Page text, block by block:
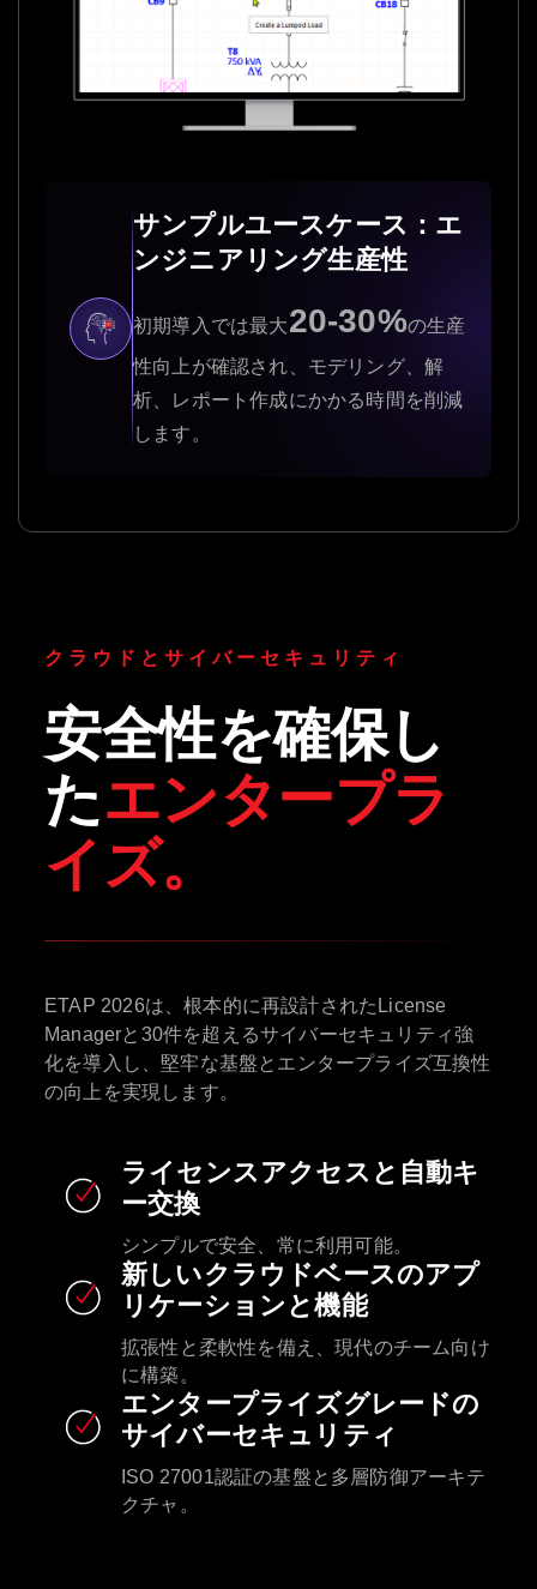
サンプルユースケース：エ
ンジニアリング生産性
初期導入では最大20-30%の生産
性向上が確認され、モデリング、解
析、レポート作成にかかる時間を削減
します。
クラウドとサイバーセキュリティ
安全性を確保し
たエンタープラ
イズ。
ETAP 2026は、根本的に再設計されたLicense
Managerと30件を超えるサイバーセキュリティ強
化を導入し、堅牢な基盤とエンタープライズ互換性
の向上を実現します。
ライセンスアクセスと自動キ
ー交換
シンプルで安全、常に利用可能。
新しいクラウドベースのアプ
リケーションと機能
拡張性と柔軟性を備え、現代のチーム向け
に構築。
エンタープライズグレードの
サイバーセキュリティ
ISO 27001認証の基盤と多層防御アーキテ
クチャ。